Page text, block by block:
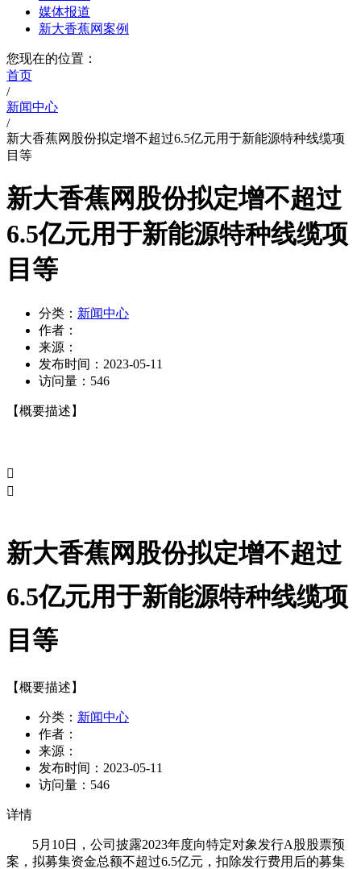
媒体报道
新大香蕉网案例
您现在的位置：
首页
/
新闻中心
/
新大香蕉网股份拟定增不超过6.5亿元用于新能源特种线缆项
目等
新大香蕉网股份拟定增不超过
6.5亿元用于新能源特种线缆项
目等
分类： 新闻中心
作者：
来源：
发布时间： 2023-05-11
访问量： 546
【概要描述】


新大香蕉网股份拟定增不超过
6.5亿元用于新能源特种线缆项
目等
【概要描述】
分类： 新闻中心
作者：
来源：
发布时间： 2023-05-11
访问量： 546
详情
5月10日，公司披露2023年度向特定对象发行A股股票预
案，拟募集资金总额不超过6.5亿元，扣除发行费用后的募集